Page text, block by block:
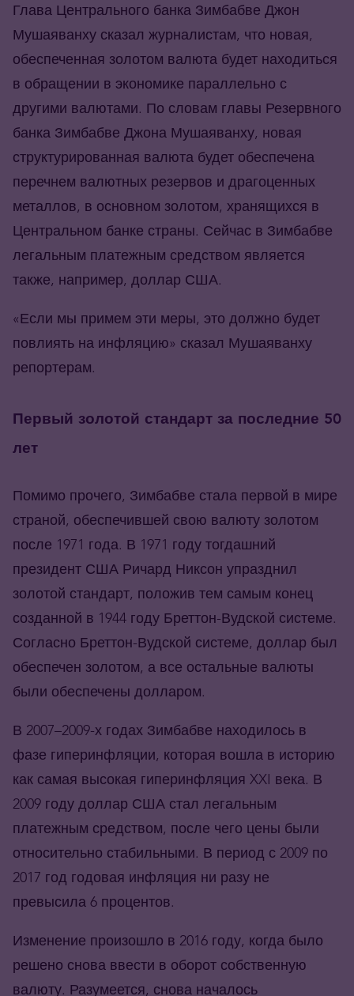
Глава Центрального банка Зимбабве Джон
Мушаяванху сказал журналистам, что новая,
обеспеченная золотом валюта будет находиться
в обращении в экономике параллельно с
другими валютами. По словам главы Резервного
банка Зимбабве Джона Мушаяванху, новая
структурированная валюта будет обеспечена
перечнем валютных резервов и драгоценных
металлов, в основном золотом, хранящихся в
Центральном банке страны. Сейчас в Зимбабве
легальным платежным средством является
также, например, доллар США.
«Если мы примем эти меры, это должно будет
повлиять на инфляцию» сказал Мушаяванху
репортерам.
Первый золотой стандарт за последние 50
лет
Помимо прочего, Зимбабве стала первой в мире
страной, обеспечившей свою валюту золотом
после 1971 года. В 1971 году тогдашний
президент США Ричард Никсон упразднил
золотой стандарт, положив тем самым конец
созданной в 1944 году Бреттон-Вудской системе.
Согласно Бреттон-Вудской системе, доллар был
обеспечен золотом, а все остальные валюты
были обеспечены долларом.
В 2007–2009-х годах Зимбабве находилось в
фазе гиперинфляции, которая вошла в историю
как самая высокая гиперинфляция XXI века. В
2009 году доллар США стал легальным
платежным средством, после чего цены были
относительно стабильными. В период с 2009 по
2017 год годовая инфляция ни разу не
превысила 6 процентов.
Изменение произошло в 2016 году, когда было
решено снова ввести в оборот собственную
валюту. Разумеется, снова началось